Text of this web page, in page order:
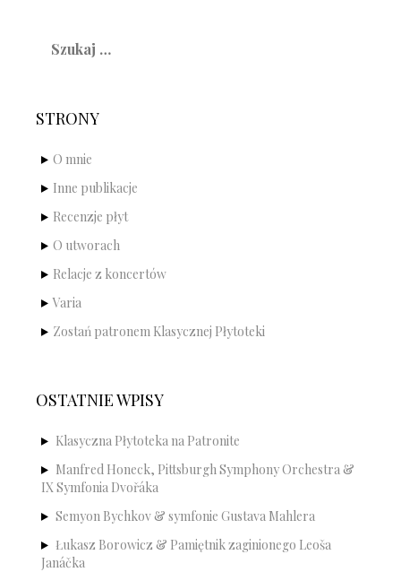
STRONY
O mnie
Inne publikacje
Recenzje płyt
O utworach
Relacje z koncertów
Varia
Zostań patronem Klasycznej Płytoteki
OSTATNIE WPISY
Klasyczna Płytoteka na Patronite
Manfred Honeck, Pittsburgh Symphony Orchestra &
IX Symfonia Dvořáka
Semyon Bychkov & symfonie Gustava Mahlera
Łukasz Borowicz & Pamiętnik zaginionego Leoša
Janáčka